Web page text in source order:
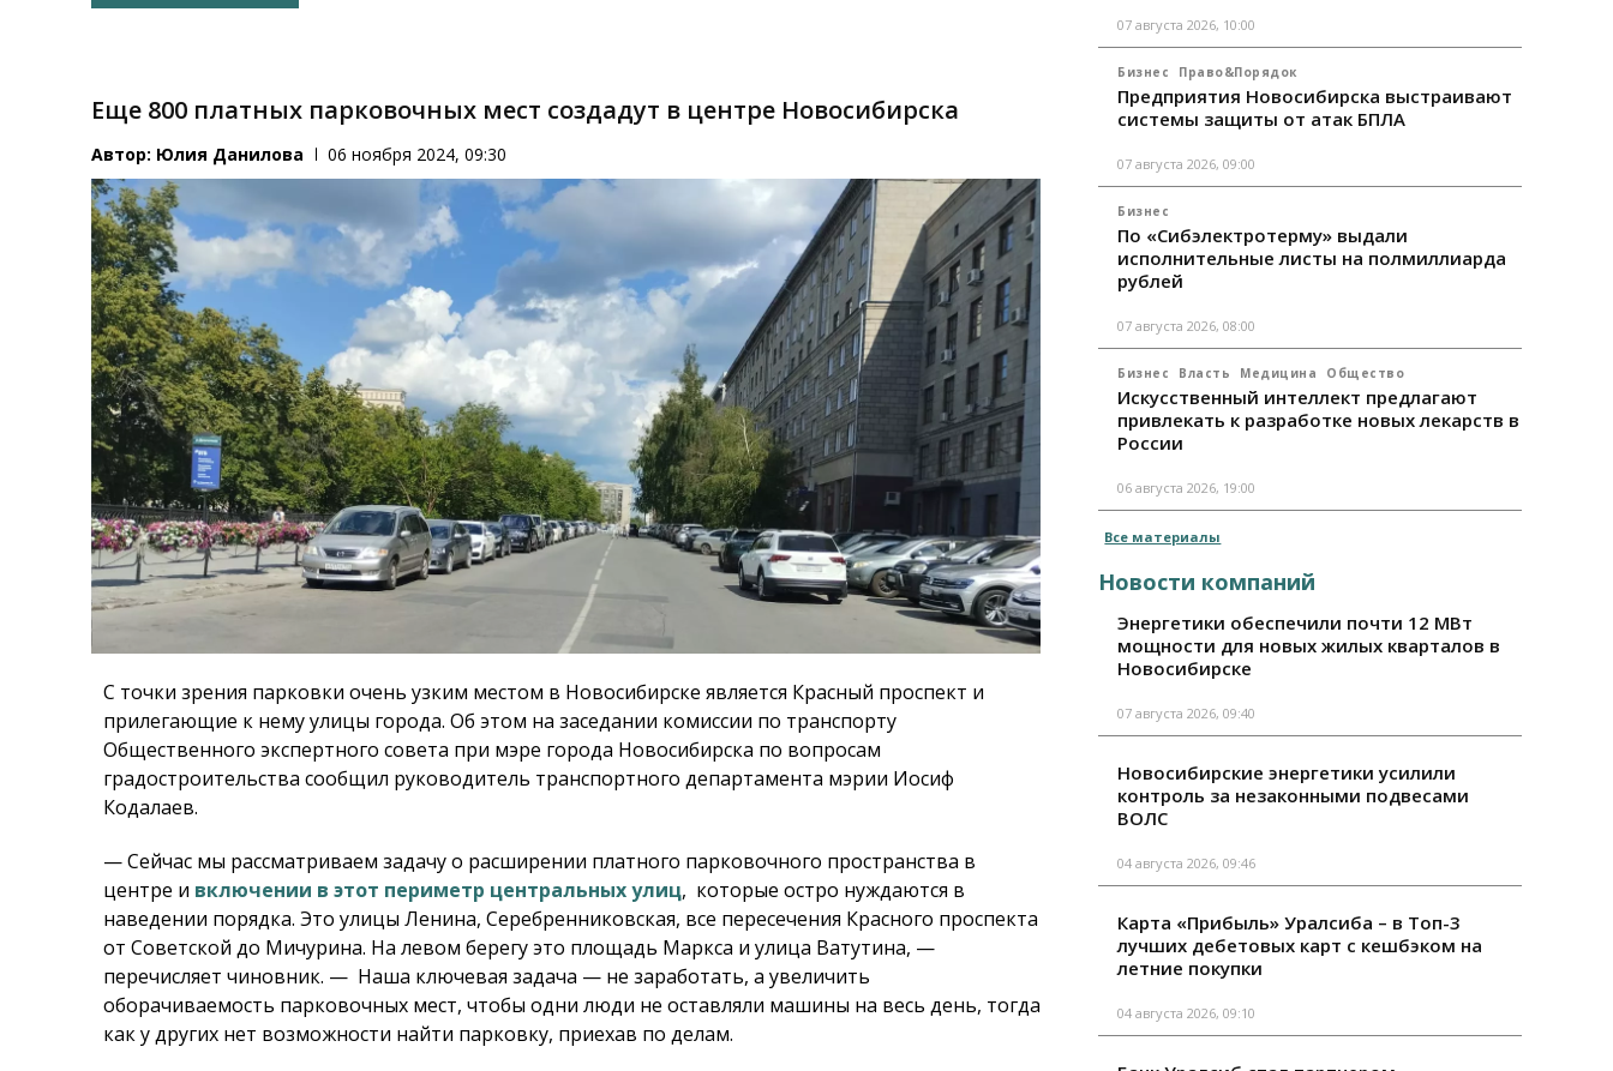
Еще 800 платных парковочных мест создадут в центре Новосибирска
Автор: Юлия Данилова 06 ноября 2024, 09:30
С точки зрения парковки очень узким местом в Новосибирске является Красный проспект и
прилегающие к нему улицы города. Об этом на заседании комиссии по транспорту
Общественного экспертного совета при мэре города Новосибирска по вопросам
градостроительства сообщил руководитель транспортного департамента мэрии Иосиф
Кодалаев.
— Сейчас мы рассматриваем задачу о расширении платного парковочного пространства в
центре и включении в этот периметр центральных улиц, которые остро нуждаются в
наведении порядка. Это улицы Ленина, Серебренниковская, все пересечения Красного проспекта
от Советской до Мичурина. На левом берегу это площадь Маркса и улица Ватутина, —
перечисляет чиновник. — Наша ключевая задача — не заработать, а увеличить
оборачиваемость парковочных мест, чтобы одни люди не оставляли машины на весь день, тогда
как у других нет возможности найти парковку, приехав по делам.
07 августа 2026, 10:00
Бизнес Право&Порядок
Предприятия Новосибирска выстраивают
системы защиты от атак БПЛА
07 августа 2026, 09:00
Бизнес
По «Сибэлектротерму» выдали
исполнительные листы на полмиллиарда
рублей
07 августа 2026, 08:00
Бизнес Власть Медицина Общество
Искусственный интеллект предлагают
привлекать к разработке новых лекарств в
России
06 августа 2026, 19:00
Все материалы
Новости компаний
Энергетики обеспечили почти 12 МВт
мощности для новых жилых кварталов в
Новосибирске
07 августа 2026, 09:40
Новосибирские энергетики усилили
контроль за незаконными подвесами
ВОЛС
04 августа 2026, 09:46
Карта «Прибыль» Уралсиба – в Топ-3
лучших дебетовых карт с кешбэком на
летние покупки
04 августа 2026, 09:10